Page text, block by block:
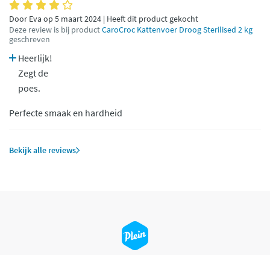
Door Eva op 5 maart 2024 | Heeft dit product gekocht
Deze review is bij productCaroCroc Kattenvoer Droog Sterilised 2 kg
geschreven
Heerlijk!
Zegt de
poes.
Perfecte smaak en hardheid
Bekijk alle reviews